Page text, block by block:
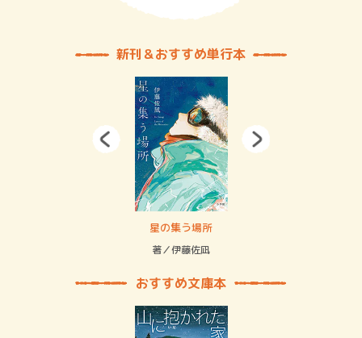
新刊＆おすすめ単行本
星の集う場所
著／伊藤佐凪
おすすめ文庫本